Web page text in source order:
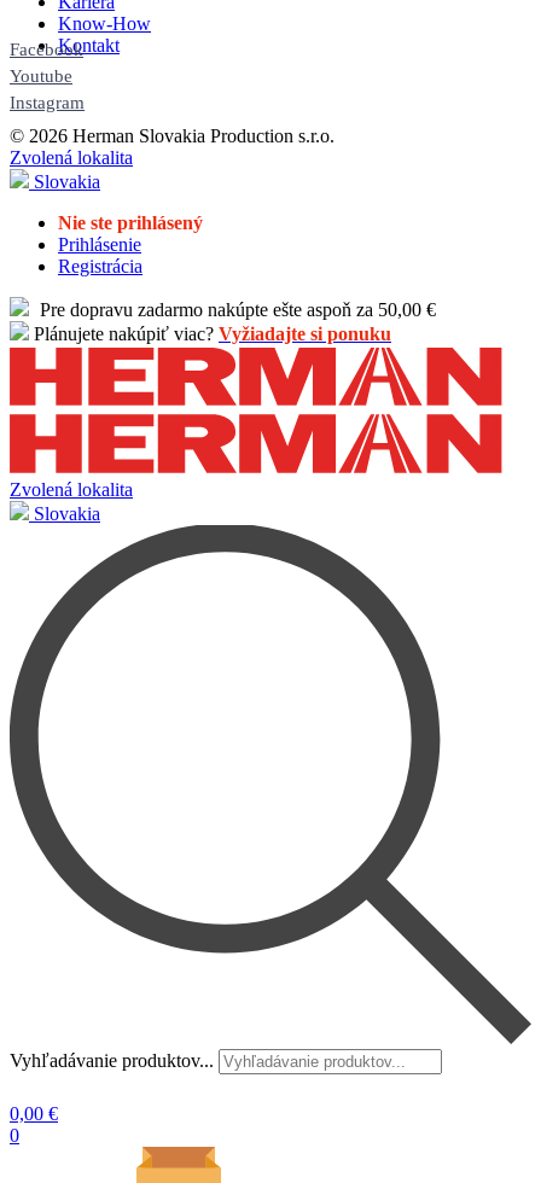
Know-How
Kontakt
Facebook
Youtube
Instagram
© 2026 Herman Slovakia Production s.r.o.
Zvolená lokalita
Slovakia
Nie ste prihlásený
Prihlásenie
Registrácia
Pre dopravu zadarmo nakúpte ešte aspoň za 50,00 €
Plánujete nakúpiť viac? Vyžiadajte si ponuku
Zvolená lokalita
Slovakia
Vyhľadávanie produktov...
0,00 €
0